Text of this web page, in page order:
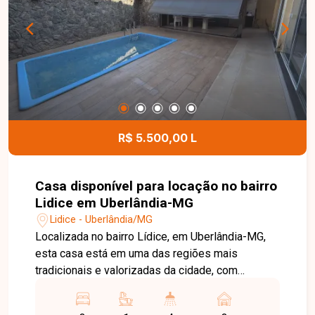
jantar e área de serviço. O imóvel ainda oferece
portão eletrônico e 02 vagas de garagem,
proporcionando segurança e comodidade aos
moradores. Esta é uma excelente oportunidade
para quem busca um imóvel amplo, funcional e
bem localizado no bairro Jaraguá. Agende uma
visita e venha conhecer todos os detalhes desta
R$ 5.500,00 L
Casa disponível para locação no bairro
Lidice em Uberlândia-MG
Lidice - Uberlândia/MG
Localizada no bairro Lídice, em Uberlândia-MG,
esta casa está em uma das regiões mais
tradicionais e valorizadas da cidade, com
principais avenidas e proximidade com